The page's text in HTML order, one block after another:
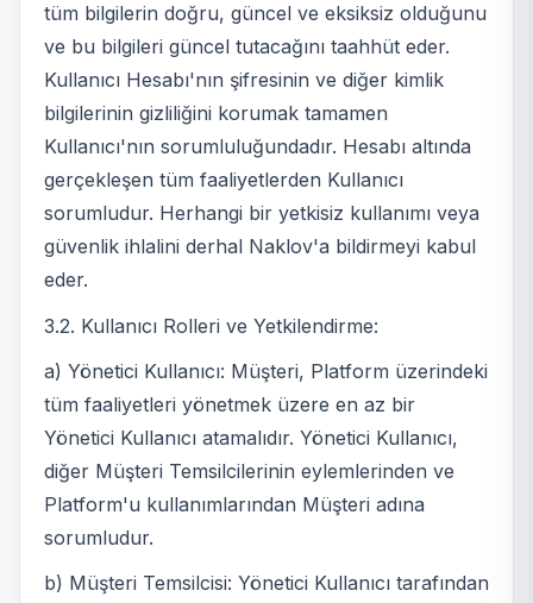
tüm bilgilerin doğru, güncel ve eksiksiz olduğunu
ve bu bilgileri güncel tutacağını taahhüt eder.
Kullanıcı Hesabı'nın şifresinin ve diğer kimlik
bilgilerinin gizliliğini korumak tamamen
Kullanıcı'nın sorumluluğundadır. Hesabı altında
gerçekleşen tüm faaliyetlerden Kullanıcı
sorumludur. Herhangi bir yetkisiz kullanımı veya
güvenlik ihlalini derhal Naklov'a bildirmeyi kabul
eder.
3.2. Kullanıcı Rolleri ve Yetkilendirme:
a) Yönetici Kullanıcı: Müşteri, Platform üzerindeki
tüm faaliyetleri yönetmek üzere en az bir
Yönetici Kullanıcı atamalıdır. Yönetici Kullanıcı,
diğer Müşteri Temsilcilerinin eylemlerinden ve
Platform'u kullanımlarından Müşteri adına
sorumludur.
b) Müşteri Temsilcisi: Yönetici Kullanıcı tarafından